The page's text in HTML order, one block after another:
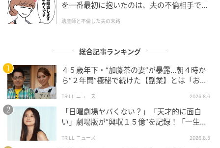
ウーマンエキサイト
を一番最初に抱いたのは、夫の不倫相手でし
助産師と不倫した夫の末路
総合記事ランキング
４５歳年下・“加藤茶の妻”が暴露…朝４時か
ら“２年間”極秘で続けた【副業】とは「お金
TRILL ニュース 2026.8.6
「日曜劇場ヤバくない？」「天才的に面白
い」劇場版が“興収１５億”を記録！「一生言
TRILL ニュース 2026.8.5